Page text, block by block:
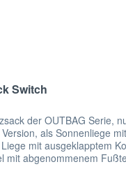
Switch
der OUTBAG Serie,
als Sonnenliege
mit ausgeklapptem
mit abgenommenem